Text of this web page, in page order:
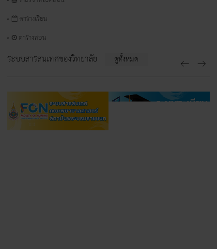
ตารางเรียน
ตารางสอน
ระบบสารสนเทศของวิทยาลัย ดูทั้งหมด